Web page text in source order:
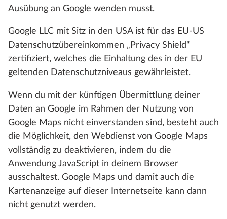
Ausübung an Google wenden musst.
Google LLC mit Sitz in den USA ist für das EU-US
Datenschutzübereinkommen „Privacy Shield“
zertifiziert, welches die Einhaltung des in der EU
geltenden Datenschutzniveaus gewährleistet.
Wenn du mit der künftigen Übermittlung deiner
Daten an Google im Rahmen der Nutzung von
Google Maps nicht einverstanden sind, besteht auch
die Möglichkeit, den Webdienst von Google Maps
vollständig zu deaktivieren, indem du die
Anwendung JavaScript in deinem Browser
ausschaltest. Google Maps und damit auch die
Kartenanzeige auf dieser Internetseite kann dann
nicht genutzt werden.